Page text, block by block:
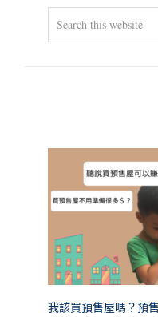
this
我該買預售屋嗎？預